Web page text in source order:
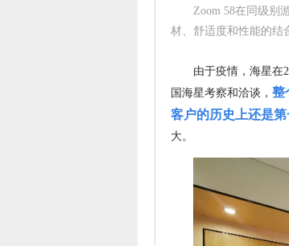
Zoom 58在同级别
材、舒适度和性能的结
由于疫情，海星在
国海星考察和洽谈， 整
客户的历史上还是
大。